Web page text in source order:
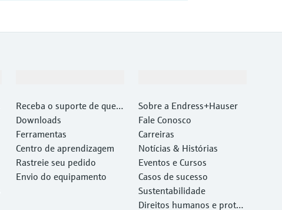
Receba o suporte de que v
ocê precisa, rapidamente!
Downloads
Ferramentas
Centro de aprendizagem
Rastreie seu pedido
Envio do equipamento
Sobre a Endress+Hauser
Fale Conosco
Carreiras
Notícias & Histórias
Eventos e Cursos
Casos de sucesso
Sustentabilidade
Direitos humanos e proteç